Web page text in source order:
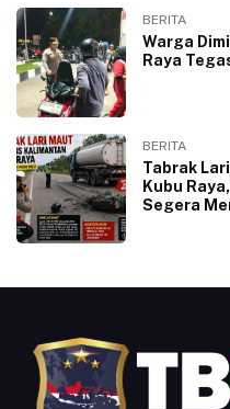
BERITA
Warga
Raya
BERITA
Tabrak
Kubu
Segera